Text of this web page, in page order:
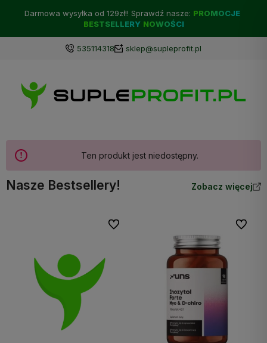
Darmowa wysyłka od 129zł!! Sprawdź nasze: PROMOCJE
BESTSELLERY NOWOŚCI
535114318 sklep@supleprofit.pl
Ten produkt jest niedostępny.
Nasze Bestsellery! Zobacz więcej
Do ulubionych Do